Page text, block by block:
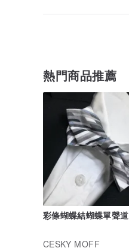
熱門商品推薦
彩條蝴蝶結蝴蝶單聲道
CESKY MOFF